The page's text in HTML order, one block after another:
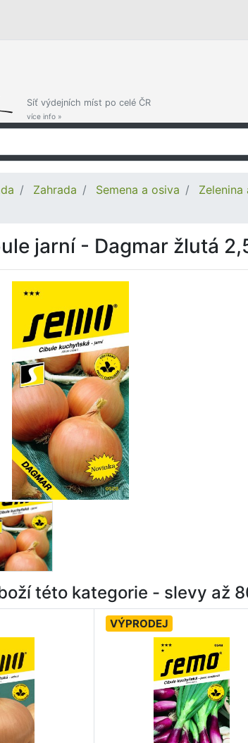
Síť výdejních míst po celé ČR
více info »
Zahrada Semena a osiva
jarní - Dagmar žlutá
této kategorie - slevy až
VÝPRODEJ